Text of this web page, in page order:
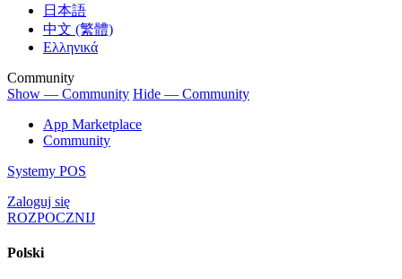
日本語
中文 (繁體)
Ελληνικά
Community
Show — Community Hide — Community
App Marketplace
Community
Systemy POS
Zaloguj się
ROZPOCZNIJ
Polski